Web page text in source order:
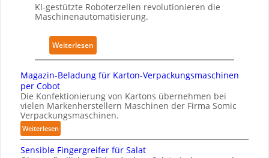
u
i
r
n
e
n
v
o
P
KI-gestützte Roboterzellen revolutionieren die
Maschinenautomatisierung.
Weiterlesen
K
n
s
t
l
c
Magazin-Beladung für Karton-Verpackungsmaschinen
per Cobot
Die Konfektionierung von Kartons übernehmen bei
vielen Markenherstellern Maschinen der Firma Somic
Verpackungsmaschinen.
Weiterlesen:
M
a
Sensible Fingergreifer für Salat